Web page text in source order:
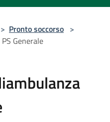
> Pronto soccorso >
Generale